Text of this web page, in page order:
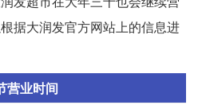
据大润发官方网站上的信息进
营业时间